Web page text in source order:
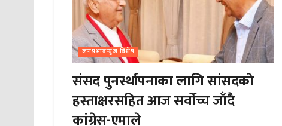
जनप्रभाबन्युज विशेष
संसद पुनर्स्थापनाका लागि सांसदको
हस्ताक्षरसहित आज सर्वोच्च जाँदै
कांग्रेस-एमाले